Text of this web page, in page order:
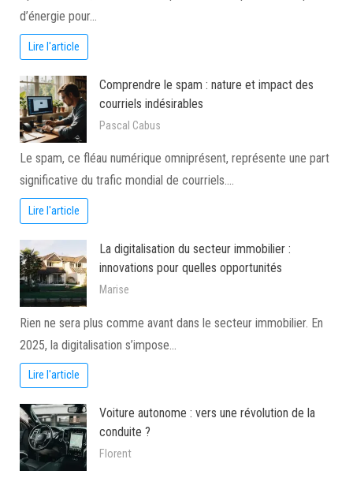
d’énergie pour…
Lire l'article
Comprendre le spam : nature et impact des
courriels indésirables
Pascal Cabus
Le spam, ce fléau numérique omniprésent, représente une part
significative du trafic mondial de courriels.…
Lire l'article
La digitalisation du secteur immobilier :
innovations pour quelles opportunités
Marise
Rien ne sera plus comme avant dans le secteur immobilier. En
2025, la digitalisation s’impose…
Lire l'article
Voiture autonome : vers une révolution de la
conduite ?
Florent